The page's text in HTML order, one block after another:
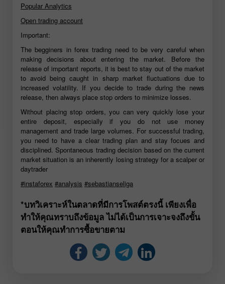
Popular Analytics
Open trading account
Important:
The begginers in forex trading need to be very careful when
making decisions about entering the market. Before the
release of important reports, it is best to stay out of the market
to avoid being caught in sharp market fluctuations due to
increased volatility. If you decide to trade during the news
release, then always place stop orders to minimize losses.
Without placing stop orders, you can very quickly lose your
entire deposit, especially if you do not use money
management and trade large volumes. For successful trading,
you need to have a clear trading plan and stay focues and
disciplined. Spontaneous trading decision based on the current
market situation is an inherently losing strategy for a scalper or
daytrader
#instaforex #analysis #sebastianseliga
*บทวิเคราะห์ในตลาดที่มีการโพสต์ตรงนี้ เพียงเพื่อ
ทำให้คุณทราบถึงข้อมูล ไม่ได้เป็นการเจาะจงถึงขั้น
ตอนให้คุณทำการซื้อขายตาม